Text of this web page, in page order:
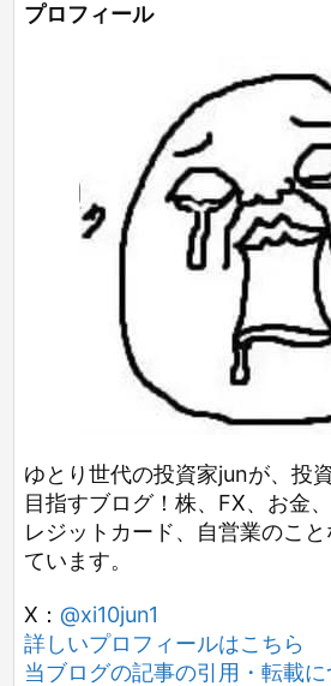
プロフィール
ゆとり世代の投資家junが、投
目指すブログ！株、FX、お金
レジットカード、自営業のこ
ています。
X： @xi10jun1
詳しいプロフィールはこちら
当ブログの記事の引用・転載